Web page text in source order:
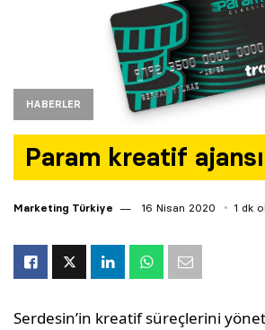
HABERLER
Param kreatif
Marketing Türkiye 16 Nisan 2020 1 dk
Serdesin’in kreatif süreçlerini